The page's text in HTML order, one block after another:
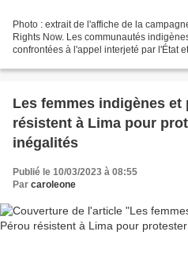
Photo : extrait de l'affiche de la
Rights Now. Les communautés
confrontées à l'appel interjeté par l'État
Les femmes indigènes et
résistent à Lima pour
inégalités
Publié le 10/03/2023 à 08:55
Par caroleone